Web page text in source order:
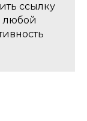
ссылку
любой